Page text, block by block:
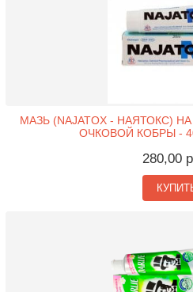
МАЗЬ (NAJATOX - НАЯТОКС)
ОЧКОВОЙ КОБРЫ -
280,00